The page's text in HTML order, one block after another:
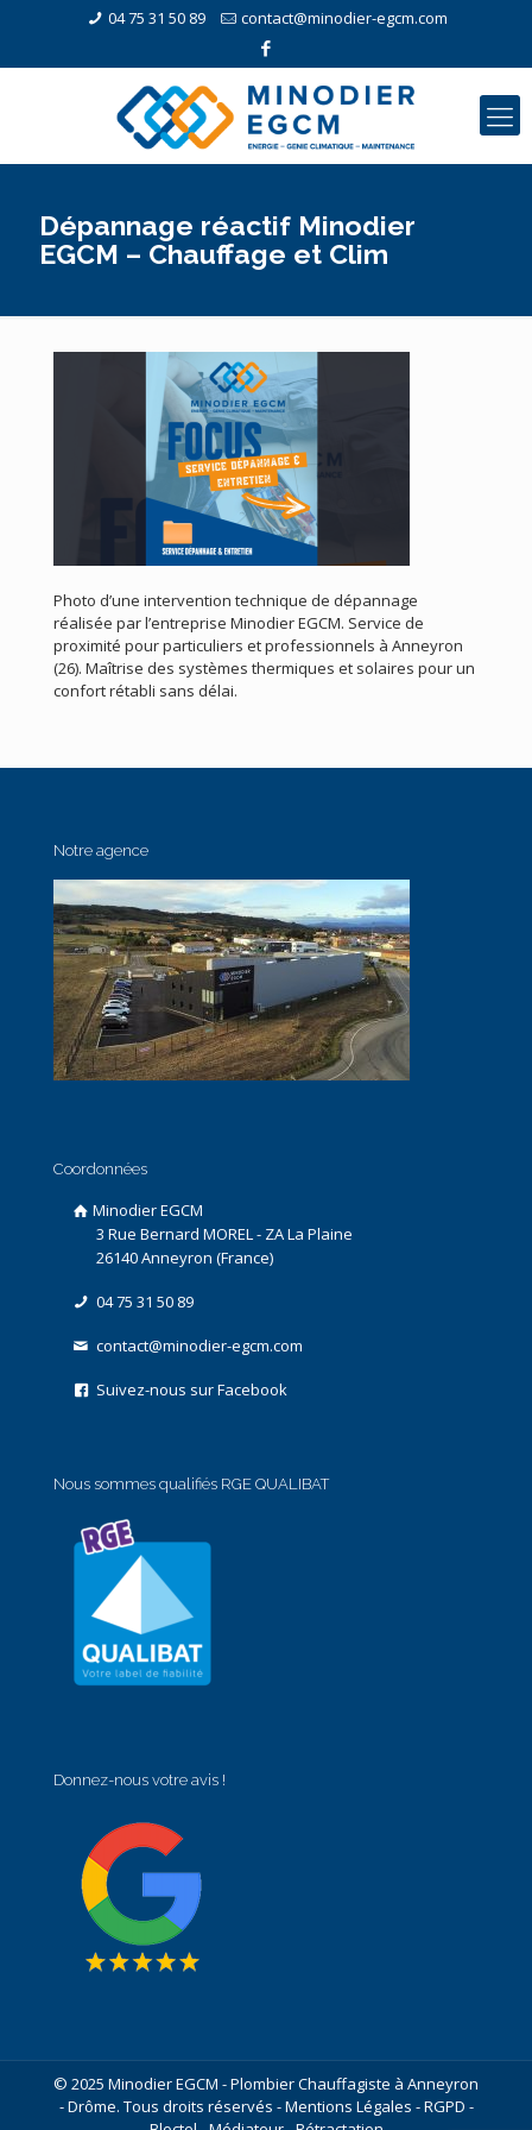
04 75 31 50 89 contact@minodier-egcm.com
Dépannage réactif Minodier
EGCM – Chauffage et Clim
Photo d’une intervention technique de dépannage
réalisée par l’entreprise Minodier EGCM. Service de
proximité pour particuliers et professionnels à Anneyron
(26). Maîtrise des systèmes thermiques et solaires pour un
confort rétabli sans délai.
Notre agence
Coordonnées
Minodier EGCM
3 Rue Bernard MOREL - ZA La Plaine
26140 Anneyron (France)
04 75 31 50 89
contact@minodier-egcm.com
Suivez-nous sur Facebook
Nous sommes qualifiés RGE QUALIBAT
Donnez-nous votre avis !
© 2025 Minodier EGCM - Plombier Chauffagiste à Anneyron
- Drôme. Tous droits réservés -Mentions Légales -RGPD -